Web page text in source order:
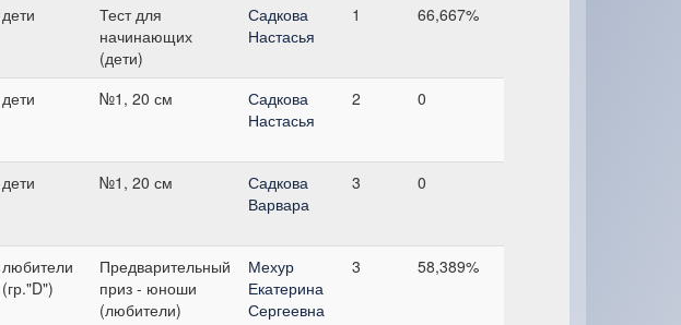
дети
Тест для
начинающих
(дети)
Садкова
Настасья
1 66,667%
дети №1, 20 см
Садкова
Настасья
2 0
дети №1, 20 см
Садкова
Варвара
3 0
любители
(гр."D")
Предварительный
приз - юноши
(любители)
Мехур
Екатерина
Сергеевна
3 58,389%